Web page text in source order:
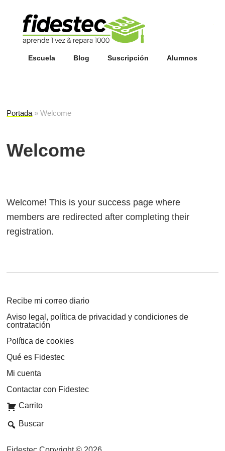
Escuela Blog Suscripción Alumnos
Portada »Welcome
Welcome
Welcome! This is your success page where
members are redirected after completing their
registration.
Recibe mi correo diario
Aviso legal, política de privacidad y condiciones de
contratación
Política de cookies
Qué es Fidestec
Mi cuenta
Contactar con Fidestec
Carrito
Buscar